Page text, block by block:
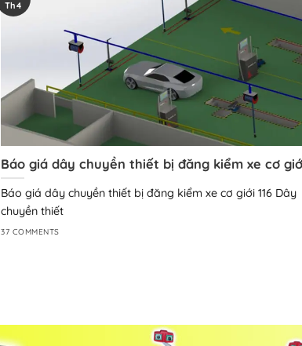
Báo giá dây chuyền thiết bị đăng kiểm xe cơ
Báo giá dây chuyền thiết bị đăng kiểm xe cơ giới 116 Dây
chuyền thiết
37 COMMENTS
Th4